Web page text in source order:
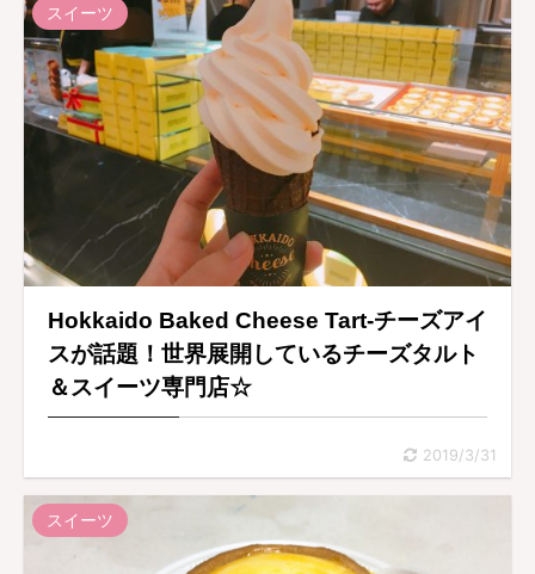
スイーツ
Hokkaido Baked Cheese Tart-チーズアイ
スが話題！世界展開しているチーズタルト
＆スイーツ専門店☆
2019/3/31
スイーツ